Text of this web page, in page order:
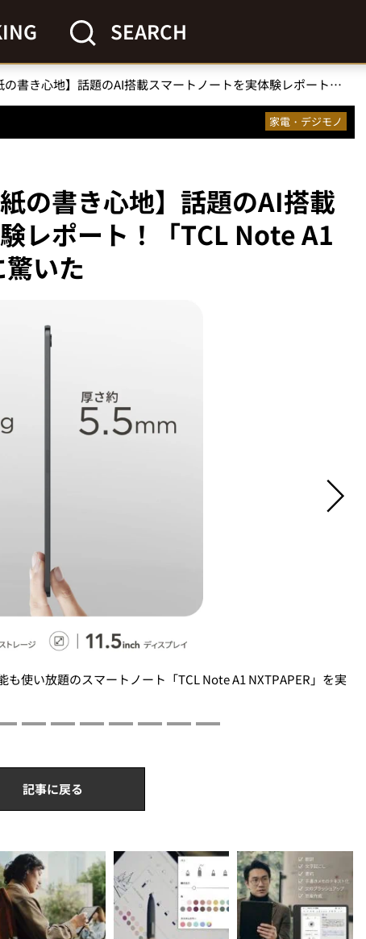
SEARCH
【まるで紙の書き心地】話題のAI搭載スマートノートを実体験レポート！「TCL Note A1 NXTPAPER」の実力に驚いた
家電・デジモノ
の書き心地】話題のAI搭載
レポート！「TCL Note A1
いた
使い放題のスマートノート「TCL Note A1 NXTPAPER」を実
記事に戻る